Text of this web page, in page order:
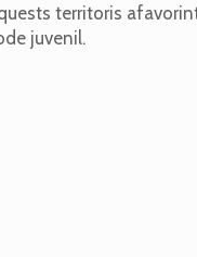
territoris
juvenil.